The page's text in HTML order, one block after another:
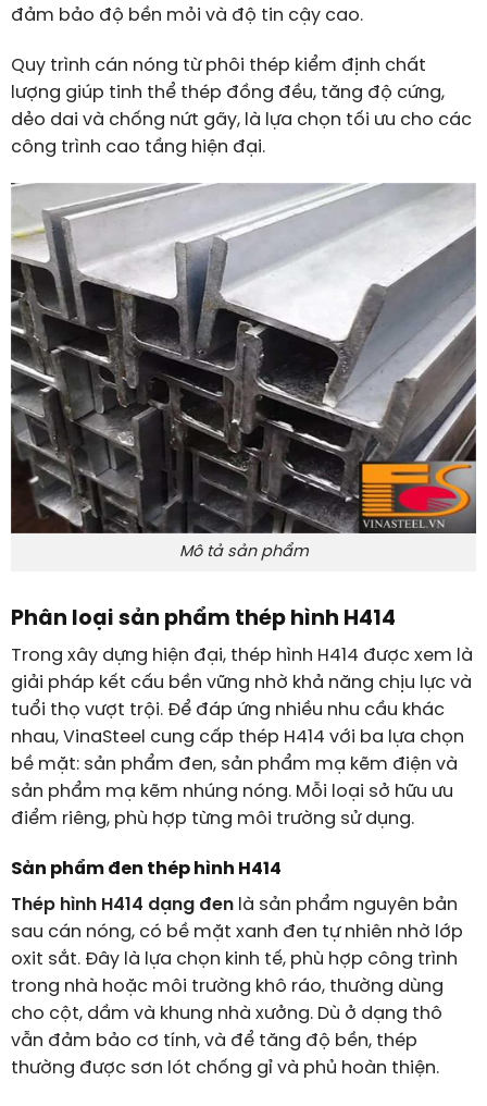
đảm bảo độ bền mỏi và độ tin cậy cao.
Quy trình cán nóng từ phôi thép kiểm định chất
lượng giúp tinh thể thép đồng đều, tăng độ cứng,
dẻo dai và chống nứt gãy, là lựa chọn tối ưu cho các
công trình cao tầng hiện đại.
Mô tả sản phẩm
Phân loại sản phẩm thép hình H414
Trong xây dựng hiện đại, thép hình H414 được xem là
giải pháp kết cấu bền vững nhờ khả năng chịu lực và
tuổi thọ vượt trội. Để đáp ứng nhiều nhu cầu khác
nhau, VinaSteel cung cấp thép H414 với ba lựa chọn
bề mặt: sản phẩm đen, sản phẩm mạ kẽm điện và
sản phẩm mạ kẽm nhúng nóng. Mỗi loại sở hữu ưu
điểm riêng, phù hợp từng môi trường sử dụng.
Sản phẩm đen thép hình H414
Thép hình H414 dạng đenlà sản phẩm nguyên bản
sau cán nóng, có bề mặt xanh đen tự nhiên nhờ lớp
oxit sắt. Đây là lựa chọn kinh tế, phù hợp công trình
trong nhà hoặc môi trường khô ráo, thường dùng
cho cột, dầm và khung nhà xưởng. Dù ở dạng thô
vẫn đảm bảo cơ tính, và để tăng độ bền, thép
thường được sơn lót chống gỉ và phủ hoàn thiện.